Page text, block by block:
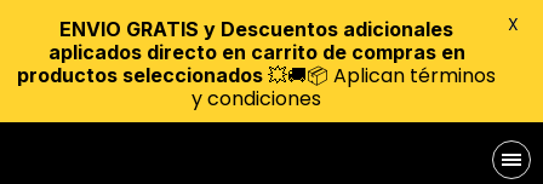
ENVIO GRATIS y Descuentos adicionales
aplicados directo en carrito de compras en
productos seleccionados 💥🚚📦 Aplican términos
y condiciones
X